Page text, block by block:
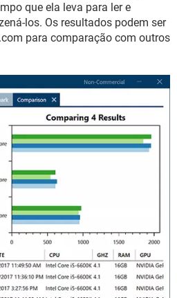
que ela leva para ler e
los. Os resultados podem ser
para comparação com outros